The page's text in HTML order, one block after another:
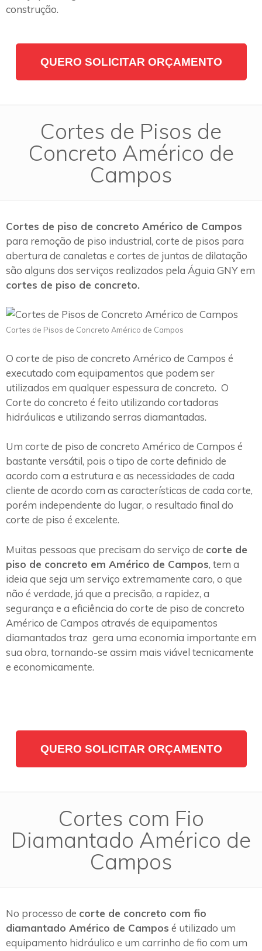
construção.
QUERO SOLICITAR ORÇAMENTO
Cortes de Pisos de
Concreto Américo de
Campos
Cortes de piso de concreto Américo de Campos
para remoção de piso industrial, corte de pisos para
abertura de canaletas e cortes de juntas de dilatação
são alguns dos serviços realizados pela Águia GNY em
cortes de piso de concreto.
Cortes de Pisos de Concreto Américo de Campos
O corte de piso de concreto Américo de Campos é
executado com equipamentos que podem ser
utilizados em qualquer espessura de concreto. O
Corte do concreto é feito utilizando cortadoras
hidráulicas e utilizando serras diamantadas.
Um corte de piso de concreto Américo de Campos é
bastante versátil, pois o tipo de corte definido de
acordo com a estrutura e as necessidades de cada
cliente de acordo com as características de cada corte,
porém independente do lugar, o resultado final do
corte de piso é excelente.
Muitas pessoas que precisam do serviço de corte de
piso de concreto em Américo de Campos, tem a
ideia que seja um serviço extremamente caro, o que
não é verdade, já que a precisão, a rapidez, a
segurança e a eficiência do corte de piso de concreto
Américo de Campos através de equipamentos
diamantados traz gera uma economia importante em
sua obra, tornando-se assim mais viável tecnicamente
e economicamente.
QUERO SOLICITAR ORÇAMENTO
Cortes com Fio
Diamantado Américo de
Campos
No processo de corte de concreto com fio
diamantado Américo de Campos é utilizado um
equipamento hidráulico e um carrinho de fio com um